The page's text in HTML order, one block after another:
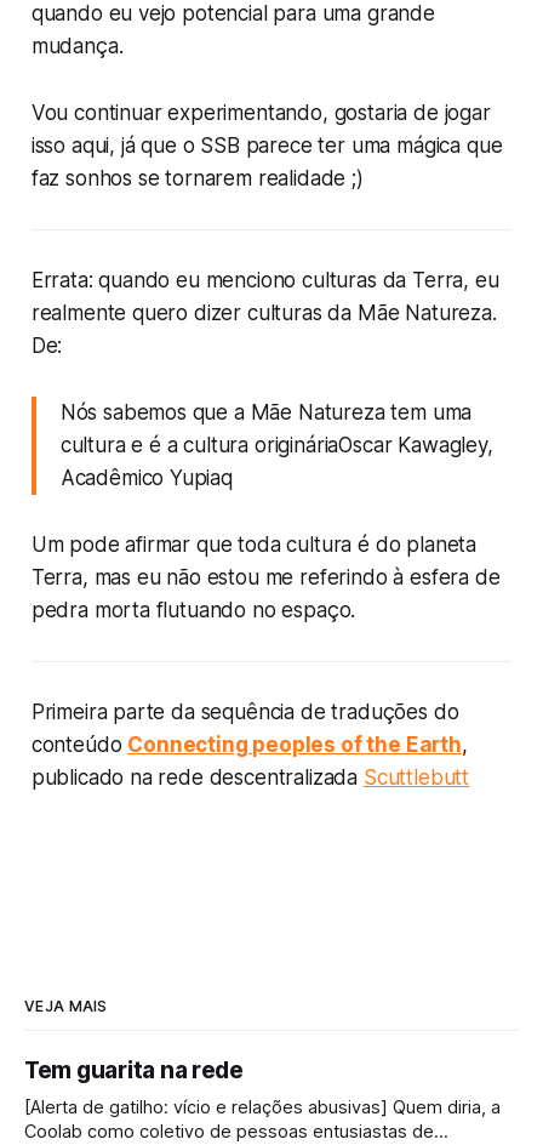
quando eu vejo potencial para uma grande
mudança.
Vou continuar experimentando, gostaria de jogar
isso aqui, já que o SSB parece ter uma mágica que
faz sonhos se tornarem realidade ;)
Errata: quando eu menciono culturas da Terra, eu
realmente quero dizer culturas da Mãe Natureza.
De:
Nós sabemos que a Mãe Natureza tem uma
cultura e é a cultura origináriaOscar Kawagley,
Acadêmico Yupiaq
Um pode afirmar que toda cultura é do planeta
Terra, mas eu não estou me referindo à esfera de
pedra morta flutuando no espaço.
Primeira parte da sequência de traduções do
conteúdo Connecting peoples of the Earth,
publicado na rede descentralizada Scuttlebutt
VEJA MAIS
Tem guarita na rede
[Alerta de gatilho: vício e relações abusivas] Quem diria, a
Coolab como coletivo de pessoas entusiastas de